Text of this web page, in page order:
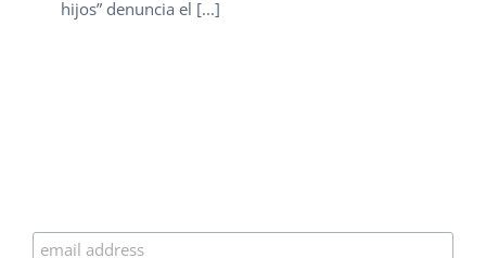
hijos” denuncia el [...]